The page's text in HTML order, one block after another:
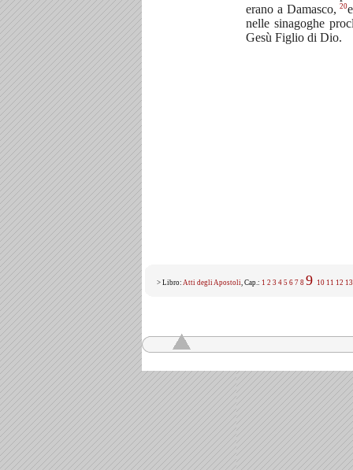
erano a Damasco,20
nelle sinagoghe
Gesù Figlio di Dio.
> Libro: Atti degli Apostoli, Cap.: 1 2 3 4 5 6 7 8 9 10 11 12 13